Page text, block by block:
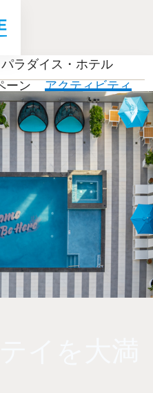
ラダイス・ホテル
ーン アクティビティ